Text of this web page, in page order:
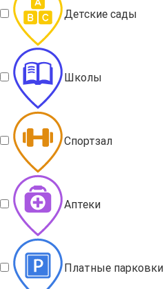
Детские сады
Школы
Спортзал
Аптеки
Платные парковки